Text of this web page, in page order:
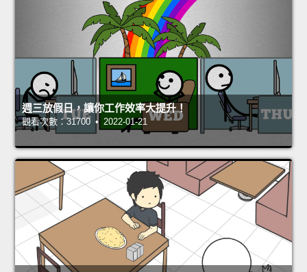
週三放假日，讓你工作效率大提升！
觀看次數：31700 • 2022-01-21